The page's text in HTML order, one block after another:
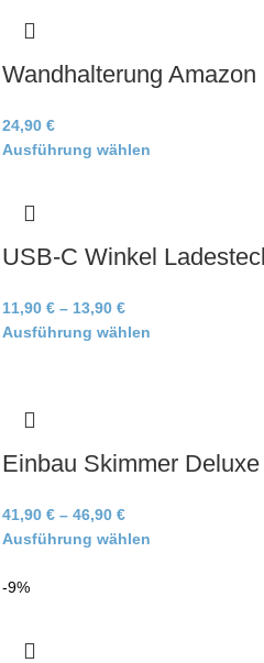
Wandhalterung
24,90 €
Ausführung wählen
USB-C Winkel
11,90 € – 13,90 €
Ausführung wählen
Einbau Skimmer Deluxe
41,90 € – 46,90 €
Ausführung wählen
-9%